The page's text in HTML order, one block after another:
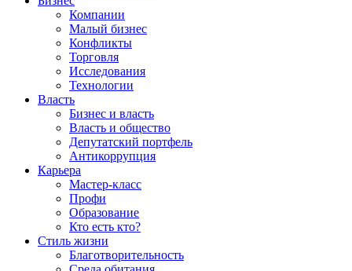
Компании
Малый бизнес
Конфликты
Торговля
Исследования
Технологии
Власть
Бизнес и власть
Власть и общество
Депутатский портфель
Антикоррупция
Карьера
Мастер-класс
Профи
Образование
Кто есть кто?
Стиль жизни
Благотворительность